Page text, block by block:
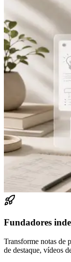
Fundadores
Transforme notas de
de destaque, vídeos